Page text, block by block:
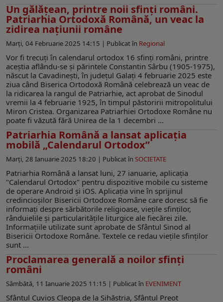
Un gălăţean, printre noii sfinţi români.
Patriarhia Ortodoxă Română, un veac la
zidirea națiunii române
Marți, 04 Februarie 2025 14:15 | Publicat în Regional
Vor fi trecuți în calendarul ortodox 16 sfinți români, printre
aceștia aflându-se și părintele Constantin Sârbu (1905-1975),
născut la Cavadinești, în județul Galați 4 februarie 2025 este
ziua când Biserica Ortodoxă Română celebrează un veac de
la ridicarea la rangul de Patriarhie, act aprobat de Sinodul
vremii la 4 februarie 1925, în timpul păstoririi mitropolitului
Miron Cristea. Organizarea Patriarhiei Ortodoxe Române nu
poate fi văzută fără Unirea de la 1 decembri ...
Patriarhia Română a lansat aplicația
mobilă „Calendarul Ortodox”
Marți, 28 Ianuarie 2025 18:20 | Publicat în SOCIETATE
Patriarhia Română a lansat luni, 27 ianuarie, aplicația
"Calendarul Ortodox" pentru dispozitive mobile cu sisteme
de operare Android și iOS. Aplicația vine în sprijinul
credincioșilor Bisericii Ortodoxe Române care doresc să fie
informați despre sărbătorile religioase, viețile sfinților,
rânduielile și particularitățile liturgice ale fiecărei zile.
Informațiile utilizate sunt aprobate de Sfântul Sinod al
Bisericii Ortodoxe Române. Textele ce redau viețile sfinților
sunt ...
Proclamarea generală a noilor sfinți
români
Sâmbătă, 11 Ianuarie 2025 11:15 | Publicat în EVENIMENT
Sfântul Cuvios Cleopa de la Sihăstria, Sfântul Preot